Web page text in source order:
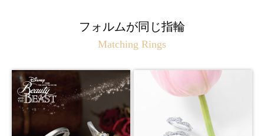
フォルムが同じ指輪
Matching Rings